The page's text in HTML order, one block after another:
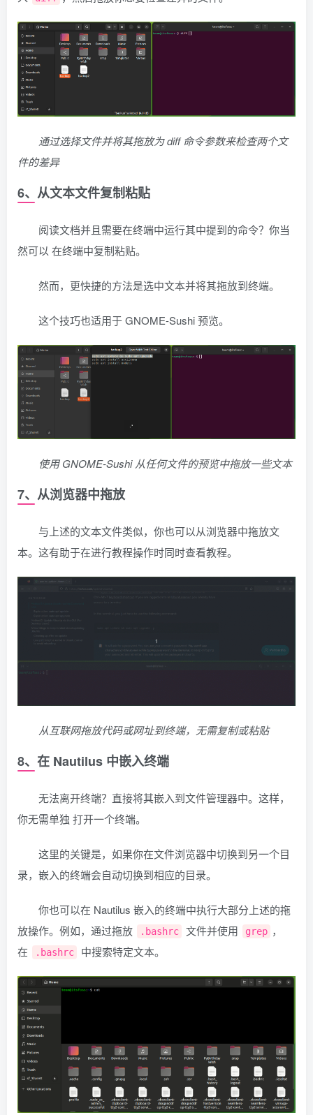
通过选择文件并将其拖放为 diff 命令参数来检查两个文
件的差异
6、从文本文件复制粘贴
阅读文档并且需要在终端中运行其中提到的命令？你当
然可以 在终端中复制粘贴。
然而，更快捷的方法是选中文本并将其拖放到终端。
这个技巧也适用于 GNOME-Sushi 预览。
使用 GNOME-Sushi 从任何文件的预览中拖放一些文本
7、从浏览器中拖放
与上述的文本文件类似，你也可以从浏览器中拖放文
本。这有助于在进行教程操作时同时查看教程。
从互联网拖放代码或网址到终端，无需复制或粘贴
8、在 Nautilus 中嵌入终端
无法离开终端？直接将其嵌入到文件管理器中。这样，
你无需单独 打开一个终端。
这里的关键是，如果你在文件浏览器中切换到另一个目
录，嵌入的终端会自动切换到相应的目录。
你也可以在 Nautilus 嵌入的终端中执行大部分上述的拖
放操作。例如，通过拖放
.bashrc 文件并使用 grep ，
在
.bashrc 中搜索特定文本。